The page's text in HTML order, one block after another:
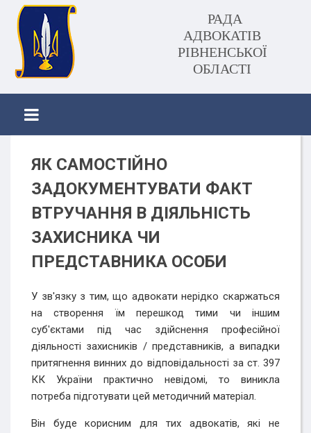
РАДА
АДВОКАТІВ
РІВНЕНСЬКОЇ
ОБЛАСТІ
ЯК САМОСТІЙНО
ЗАДОКУМЕНТУВАТИ ФАКТ
ВТРУЧАННЯ В ДІЯЛЬНІСТЬ
ЗАХИСНИКА ЧИ
ПРЕДСТАВНИКА ОСОБИ
У зв'язку з тим, що адвокати нерідко скаржаться
на створення їм перешкод тими чи іншим
суб'єктами під час здійснення професійної
діяльності захисників / представників, а випадки
притягнення винних до відповідальності за ст. 397
КК України практично невідомі, то виникла
потреба підготувати цей методичний матеріал.
Він буде корисним для тих адвокатів, які не